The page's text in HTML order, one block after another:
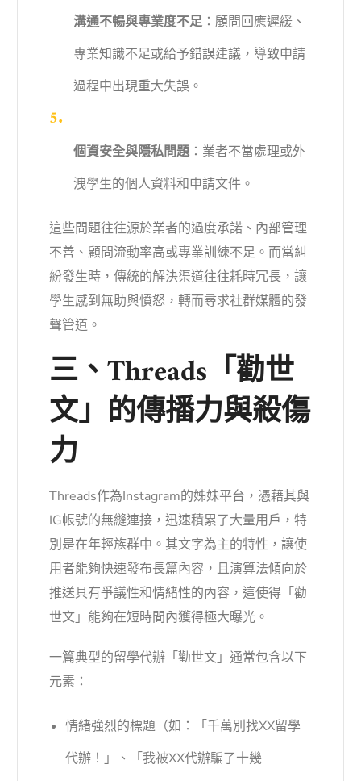
溝通不暢與專業度不足：顧問回應遲緩、
專業知識不足或給予錯誤建議，導致申請
過程中出現重大失誤。
個資安全與隱私問題：業者不當處理或外
洩學生的個人資料和申請文件。
這些問題往往源於業者的過度承諾、內部管理
不善、顧問流動率高或專業訓練不足。而當糾
紛發生時，傳統的解決渠道往往耗時冗長，讓
學生感到無助與憤怒，轉而尋求社群媒體的發
聲管道。
三、Threads「勸世
文」的傳播力與殺傷
力
Threads作為Instagram的姊妹平台，憑藉其與
IG帳號的無縫連接，迅速積累了大量用戶，特
別是在年輕族群中。其文字為主的特性，讓使
用者能夠快速發布長篇內容，且演算法傾向於
推送具有爭議性和情緒性的內容，這使得「勸
世文」能夠在短時間內獲得極大曝光。
一篇典型的留學代辦「勸世文」通常包含以下
元素：
情緒強烈的標題（如：「千萬別找XX留學
代辦！」、「我被XX代辦騙了十幾